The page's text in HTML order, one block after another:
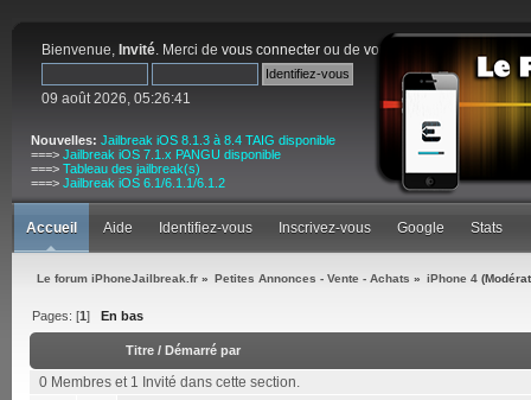
Bienvenue, Invité. Merci de vous connecter ou de vous inscrire
09 août 2026, 05:26:41
Nouvelles: Jailbreak iOS 8.1.3 à 8.4 TAIG disponible
===> Jailbreak iOS 7.1.x PANGU disponible
===> Tableau des jailbreak(s)
===> Jailbreak iOS 6.1/6.1.1/6.1.2
Accueil Aide Identifiez-vous Inscrivez-vous Google Stats
Le forum iPhoneJailbreak.fr » Petites Annonces - Vente - Achats » iPhone 4
Pages: [1] En bas
Titre/ Démarré par
0 Membres et 1 Invité dans cette section.